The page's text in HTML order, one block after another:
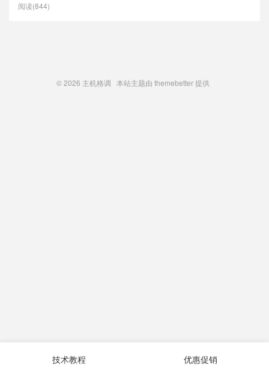
阅读(844)
© 2026 主机格调 本站主题由 themebetter提供
技术教程 优惠促销